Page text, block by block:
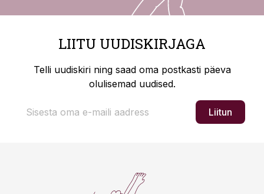
LIITU UUDISKIRJAGA
Telli uudiskiri ning saad oma postkasti päeva
olulisemad uudised.
Liitun